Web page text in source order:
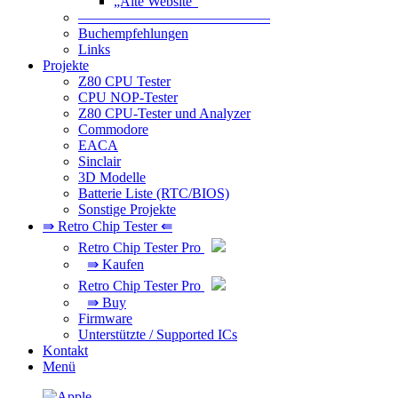
—————————————–
Buchempfehlungen
Links
Projekte
Z80 CPU Tester
CPU NOP-Tester
Z80 CPU-Tester und Analyzer
Commodore
EACA
Sinclair
3D Modelle
Batterie Liste (RTC/BIOS)
Sonstige Projekte
⇛ Retro Chip Tester ⇚
Retro Chip Tester Pro
⇛ Kaufen
Retro Chip Tester Pro
⇛ Buy
Firmware
Unterstützte / Supported ICs
Kontakt
Menü